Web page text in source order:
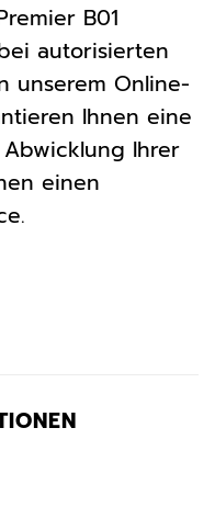
B01
autorisierten
unserem Online-
Ihnen eine
Ihrer
einen